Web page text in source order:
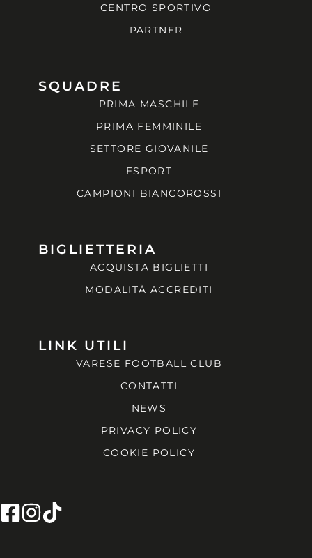
CENTRO SPORTIVO
PARTNER
SQUADRE
PRIMA MASCHILE
PRIMA FEMMINILE
SETTORE GIOVANILE
ESPORT
CAMPIONI BIANCOROSSI
BIGLIETTERIA
ACQUISTA BIGLIETTI
MODALITÀ ACCREDITI
LINK UTILI
VARESE FOOTBALL CLUB
CONTATTI
NEWS
PRIVACY POLICY
COOKIE POLICY